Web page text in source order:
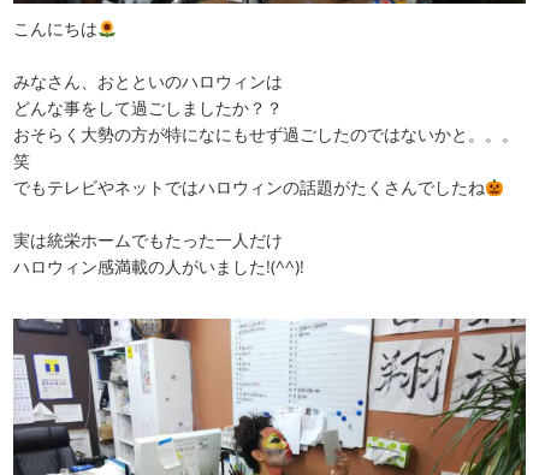
こんにちは
みなさん、おとといのハロウィンは
どんな事をして過ごしましたか？？
おそらく大勢の方が特になにもせず過ごしたのではないかと。。。
笑
でもテレビやネットではハロウィンの話題がたくさんでしたね
実は統栄ホームでもたった一人だけ
ハロウィン感満載の人がいました!(^^)!